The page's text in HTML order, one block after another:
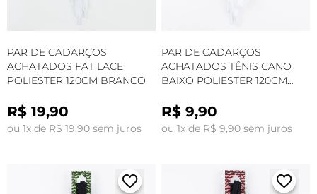
PAR DE CADARÇOS
ACHATADOS FAT LACE
POLIESTER 120CM BRANCO
R$ 19,90
ou 1x de R$ 19,90 sem juros
PAR DE CADARÇOS
ACHATADOS TÊNIS CANO
BAIXO POLIESTER 120CM
R$ 9,90
ou 1x de R$ 9,90 sem juros